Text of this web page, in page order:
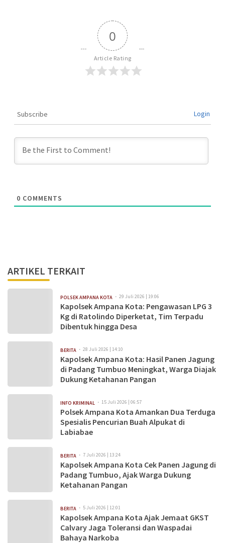
0
Article Rating
Subscribe Login
0 COMMENTS
ARTIKEL TERKAIT
POLSEK AMPANA KOTA 29 Juli 2026 | 19:06
Kapolsek Ampana Kota: Pengawasan LPG 3
Kg di Ratolindo Diperketat, Tim Terpadu
Dibentuk hingga Desa
BERITA 28 Juli 2026 | 14:10
Kapolsek Ampana Kota: Hasil Panen Jagung
di Padang Tumbuo Meningkat, Warga Diajak
Dukung Ketahanan Pangan
INFO KRIMINAL 15 Juli 2026 | 06:57
Polsek Ampana Kota Amankan Dua Terduga
Spesialis Pencurian Buah Alpukat di
Labiabae
BERITA 7 Juli 2026 | 13:24
Kapolsek Ampana Kota Cek Panen Jagung di
Padang Tumbuo, Ajak Warga Dukung
Ketahanan Pangan
BERITA 5 Juli 2026 | 12:01
Kapolsek Ampana Kota Ajak Jemaat GKST
Calvary Jaga Toleransi dan Waspadai
Bahaya Narkoba